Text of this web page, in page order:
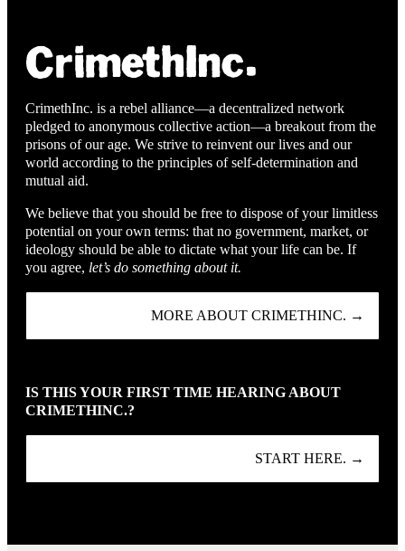
CrimethInc. is a rebel alliance—a decentralized network
pledged to anonymous collective action—a breakout from the
prisons of our age. We strive to reinvent our lives and our
world according to the principles of self-determination and
mutual aid.
We believe that you should be free to dispose of your limitless
potential on your own terms: that no government, market, or
ideology should be able to dictate what your life can be. If
you agree, let’s do something about it.
MORE ABOUT CRIMETHINC. →
IS THIS YOUR FIRST TIME HEARING ABOUT
CRIMETHINC.?
START HERE. →